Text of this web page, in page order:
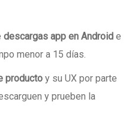
descargas app en Android e
menor a 15 días.
producto y su UX por parte
y prueben la